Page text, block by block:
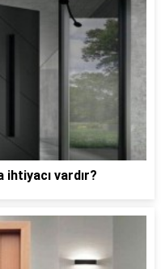
ihtiyacı vardır?